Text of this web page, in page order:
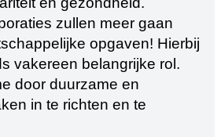
zullen meer gaan
opgaven! Hierbij
vakereen belangrijke rol.
door duurzame en
in te richten en te